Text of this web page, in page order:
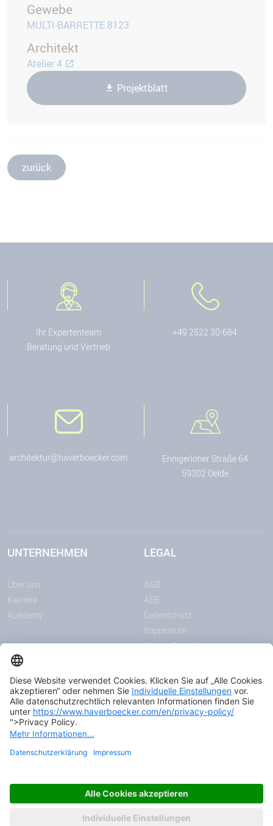
Gewebe
MULTI-BARRETTE 8123
Architekt
Atelier 4
Projektblatt
zurück
Ihr Expertenteam
Beratung und Vertrieb
+49 2522 30-684
architektur@haverboecker.com
Ennigerloher Straße 64
59302 Oelde
UNTERNEHMEN
Über uns
Karriere
Academy
LEGAL
AGB
AEB
Datenschutz
Impressum
Cookie-Einstellungen
MITTEILUNGEN
News
Messen & Events
MEDIEN
Downloadcenter
© 2026 HAVER & BOECKER OHG